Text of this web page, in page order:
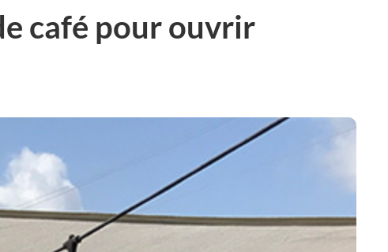
café pour ouvrir